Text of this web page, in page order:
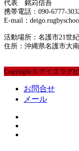
2020年3月
2020年1月
2019年12月
2019年10月
プライバシ
代表 銘苅信吾
携帯電話：090-6777-
E-mail：
活動場所：名護市21世
住所：沖縄県名護市大
Copyright © デイゴ ラグ
お問合せ
メール